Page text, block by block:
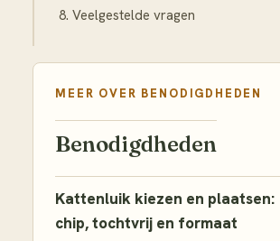
Veelgestelde vragen
MEER OVER BENODIGDHEDEN
Benodigdheden
Kattenluik kiezen en plaatsen:
chip, tochtvrij en formaat